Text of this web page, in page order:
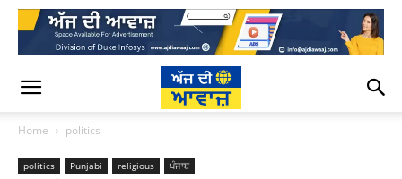
Home politics
politics Punjabi religious ਪੰਜਾਬ